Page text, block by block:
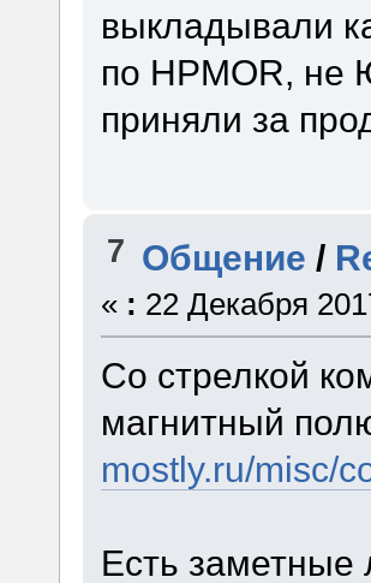
выкладывали
по HPMOR, не
приняли за
7 Общение /
« : 22 Декабря
Со стрелкой
магнитный
mostly.ru/misc/
Есть